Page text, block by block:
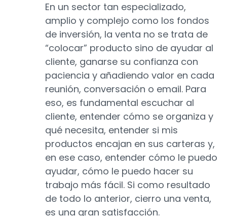
En un sector tan especializado,
amplio y complejo como los fondos
de inversión, la venta no se trata de
“colocar” producto sino de ayudar al
cliente, ganarse su confianza con
paciencia y añadiendo valor en cada
reunión, conversación o email. Para
eso, es fundamental escuchar al
cliente, entender cómo se organiza y
qué necesita, entender si mis
productos encajan en sus carteras y,
en ese caso, entender cómo le puedo
ayudar, cómo le puedo hacer su
trabajo más fácil. Si como resultado
de todo lo anterior, cierro una venta,
es una gran satisfacción.